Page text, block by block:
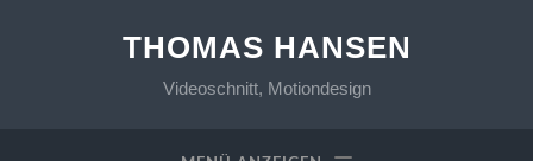
THOMAS HANSEN
Videoschnitt, Motiondesign